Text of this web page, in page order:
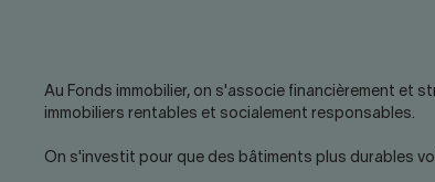
Au Fonds immobilier, on s'associe financièrement et
immobiliers rentables et socialement responsables.
On s'investit pour que des bâtiments plus durables